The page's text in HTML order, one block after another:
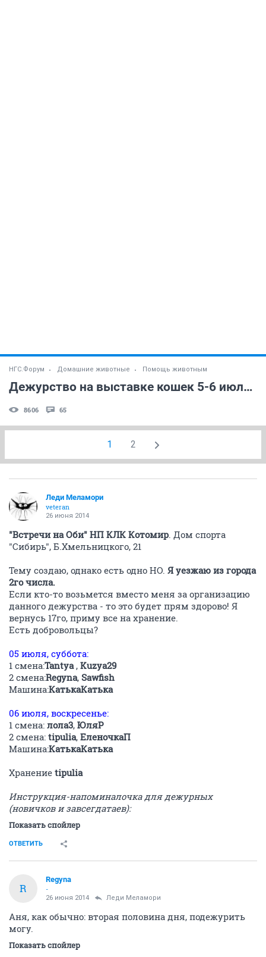
НГС.Форум Домашние животные Помощь животным
Дежурство на выставке кошек 5-6 июля!!!
8606 65
1 2
Леди Меламори
veteran
26 июня 2014
"Встречи на Оби" НП КЛК Котомир. Дом спорта
"Сибирь", Б.Хмельницкого, 21
Тему создаю, однако есть одно НО. Я уезжаю из города
2го числа.
Если кто-то возьмется вместо меня за организацию
данного дежурства - то это будет прям здорово! Я
вернусь 17го, приму все на хранение.
Есть добровольцы?
05 июля, суббота:
1 смена:Tantya, Kuzya29
2 смена:Regyna, Sawfish
Машина:КатькаКатька
06 июля, воскресенье:
1 смена: лола3, ЮляР
2 смена: tipulia, ЕленочкаП
Машина:КатькаКатька
Хранение tipulia
Инструкция-напоминалочка для дежурных
(новичков и завсегдатаев):
Показать спойлер
ОТВЕТИТЬ
R
Regyna
-
26 июня 2014 Леди Меламори
Аня, как обычно: вторая половина дня, подежурить
могу.
Показать спойлер